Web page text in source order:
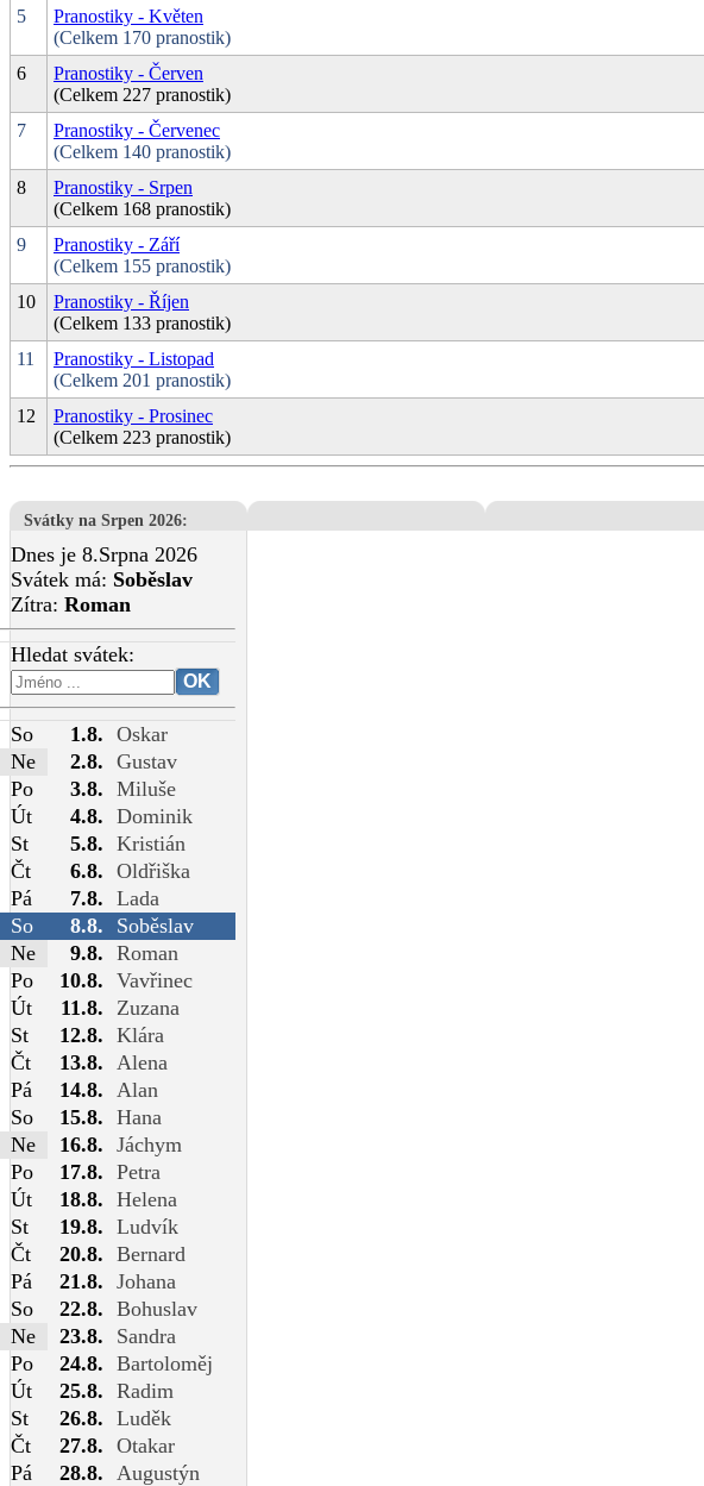
5
Pranostiky - Květen
(Celkem 170 pranostik)
6
Pranostiky - Červen
(Celkem 227 pranostik)
7
Pranostiky - Červenec
(Celkem 140 pranostik)
8
Pranostiky - Srpen
(Celkem 168 pranostik)
9
Pranostiky - Září
(Celkem 155 pranostik)
10
Pranostiky - Říjen
(Celkem 133 pranostik)
11
Pranostiky - Listopad
(Celkem 201 pranostik)
12
Pranostiky - Prosinec
(Celkem 223 pranostik)
Svátky na Srpen 2026:
Dnes je 8.Srpna 2026
Svátek má: Soběslav
Zítra: Roman
Hledat svátek:
So 1.8. Oskar
Ne
2.8. Gustav
Po
3.8. Miluše
Út
4.8. Dominik
St
5.8. Kristián
Čt
6.8. Oldřiška
Pá
7.8. Lada
So
8.8.
Soběslav
Ne
9.8. Roman
Po
10.8. Vavřinec
Út
11.8.
Zuzana
St
12.8. Klára
Čt
13.8.
Alena
Pá
14.8.
Alan
So
15.8. Hana
Ne
16.8. Jáchym
Po
17.8. Petra
Út
18.8. Helena
St
19.8. Ludvík
Čt
20.8. Bernard
Pá
21.8. Johana
So
22.8. Bohuslav
Ne
23.8.
Sandra
Po
24.8. Bartoloměj
Út
25.8. Radim
St
26.8. Luděk
Čt
27.8. Otakar
Pá
28.8.
Augustýn